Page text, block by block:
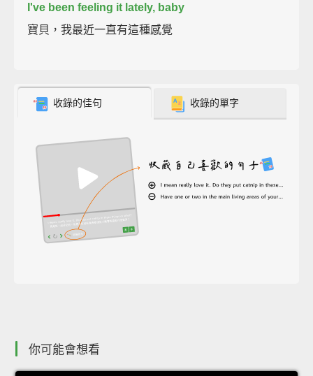
I've been feeling it lately, baby
寶貝，我最近一直有這種感覺
收錄的佳句 收錄的單字
你可能會想看